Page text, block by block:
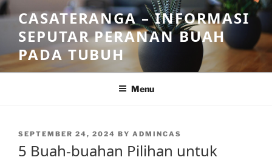
Skip
to
content
CASATERANGA – INFORMASI
SEPUTAR PERANAN BUAH
PADA TUBUH
Menu
POSTED
SEPTEMBER 24, 2024 BY ADMINCAS
5 Buah-buahan Pilihan untuk